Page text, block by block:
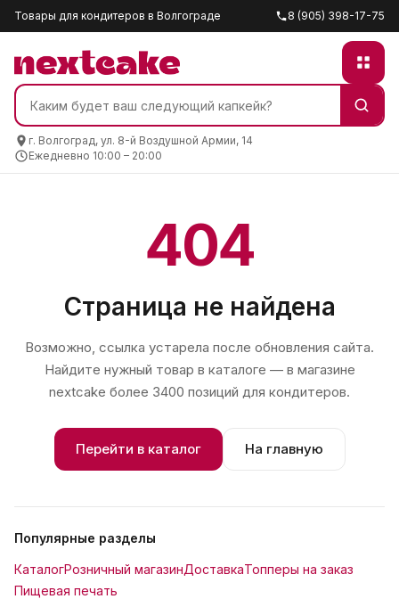
Товары для кондитеров в Волгограде 8 (905) 398-17-75
г. Волгоград, ул. 8-й Воздушной Армии, 14
Ежедневно 10:00 – 20:00
404
Страница не найдена
Возможно, ссылка устарела после обновления сайта.
Найдите нужный товар в каталоге — в магазине
nextcake более 3400 позиций для кондитеров.
Перейти в каталог На главную
Популярные разделы
КаталогРозничный магазинДоставкаТопперы на заказ
Пищевая печать